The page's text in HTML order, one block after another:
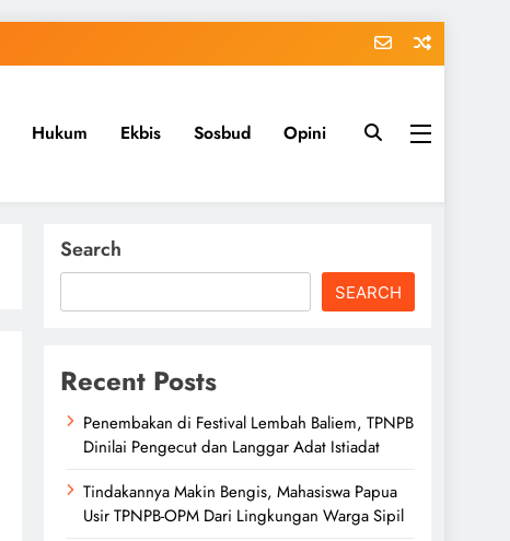
Hukum Ekbis Sosbud Opini
Search
SEARCH
Recent Posts
Penembakan di Festival Lembah Baliem, TPNPB
Dinilai Pengecut dan Langgar Adat Istiadat
Tindakannya Makin Bengis, Mahasiswa Papua
Usir TPNPB-OPM Dari Lingkungan Warga Sipil